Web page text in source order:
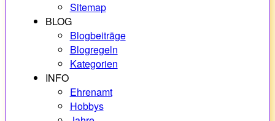
Sitemap
BLOG
Blogbeiträge
Blogregeln
Kategorien
INFO
Ehrenamt
Hobbys